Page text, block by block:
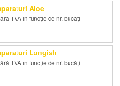
Aloe
TVA în funcție de nr. bucăți
Longish
TVA în funcție de nr. bucăți